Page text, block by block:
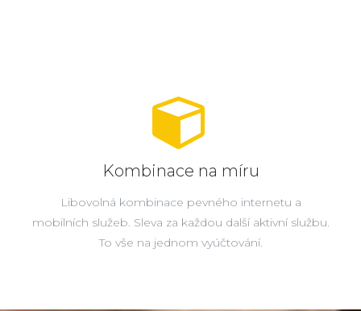
Kombinace na míru
Libovolná kombinace pevného internetu a
mobilních služeb. Sleva za každou další aktivní službu.
To vše na jednom vyúčtování.